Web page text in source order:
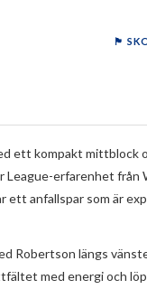
🏴󠁧󠁢󠁳󠁣󠁴󠁿
ett kompakt mittblock
League-erfarenhet
ett anfallspar som är
Robertson längs
med energi och